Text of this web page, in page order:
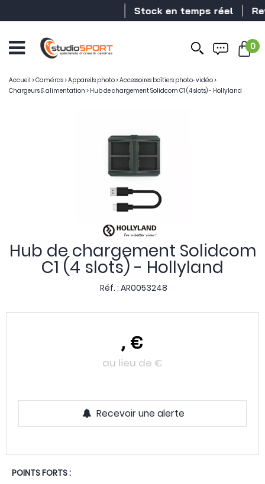
Stock en temps réel
0
Accueil >Caméras>Appareils photo>Accessoires boîtiers photo-vidéo>
Chargeurs & alimentation > Hub de chargement Solidcom C1 (4 slots) - Hollyland
Hub de chargement Solidcom
C1 (4 slots) - Hollyland
Réf. : AR0053248
, €
au lieu de €
Recevoir une alerte
POINTS FORTS :